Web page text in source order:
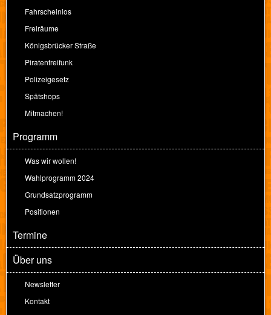
Fahrscheinlos
Freiräume
Königsbrücker Straße
Piratenfreifunk
Polizeigesetz
Spätshops
Mitmachen!
Programm
Was wir wollen!
Wahlprogramm 2024
Grundsatzprogramm
Positionen
Termine
Über uns
Newsletter
Kontakt